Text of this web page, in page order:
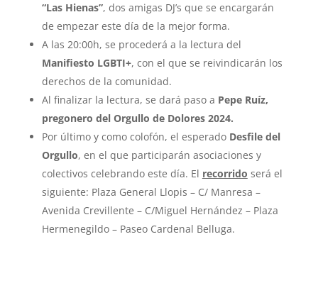
“Las Hienas”, dos amigas DJ’s que se encargarán
de empezar este día de la mejor forma.
A las 20:00h, se procederá a la lectura del
Manifiesto LGBTI+, con el que se reivindicarán los
derechos de la comunidad.
Al finalizar la lectura, se dará paso a Pepe Ruíz,
pregonero del Orgullo de Dolores 2024.
Por último y como colofón, el esperado Desfile del
Orgullo, en el que participarán asociaciones y
colectivos celebrando este día. El recorrido será el
siguiente: Plaza General Llopis – C/ Manresa –
Avenida Crevillente – C/Miguel Hernández – Plaza
Hermenegildo – Paseo Cardenal Belluga.